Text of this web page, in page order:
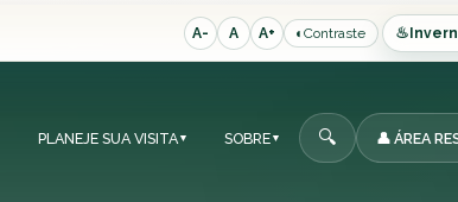
A- A A+ ◐Contraste ♨
PLANEJE SUA VISITA▼ SOBRE ▼ 🔍 👤 ÁREA